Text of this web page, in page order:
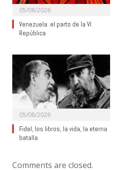
05/08/2026
Venezuela: el parto de la VI
República
05/08/2026
Fidel, los libros, la vida, la eterna
batalla
Comments are closed.